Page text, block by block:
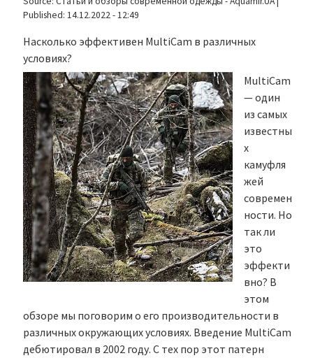
Published: 14.12.2022 - 12:49
Насколько эффективен MultiCam в различных
условиях?
MultiCam
— один
из самых
известны
х
камуфля
жей
современ
ности. Но
так ли
это
эффекти
вно? В
этом
обзоре мы поговорим о его производительности в
различных окружающих условиях. Введение MultiCam
дебютировал в 2002 году. С тех пор этот патерн